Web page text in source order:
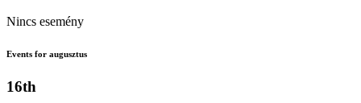
Nincs esemény
Events for augusztus
16th